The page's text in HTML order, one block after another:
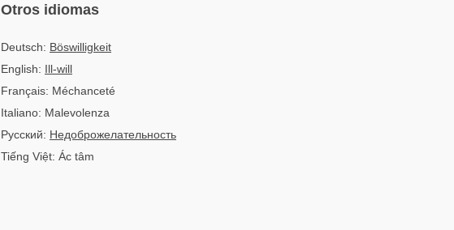
Otros idiomas
Deutsch: Böswilligkeit
English: Ill-will
Français: Méchanceté
Italiano: Malevolenza
Русский: Недоброжелательность
Tiếng Việt: Ác tâm